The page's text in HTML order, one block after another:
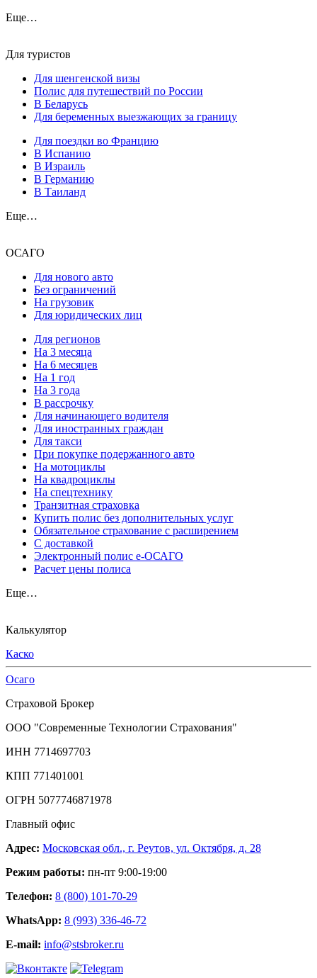
Еще…
Для туристов
Для шенгенской визы
Полис для путешествий по России
В Беларусь
Для беременных выезжающих за границу
Для поездки во Францию
В Испанию
В Израиль
В Германию
В Таиланд
Еще…
ОСАГО
Для нового авто
Без ограничений
На грузовик
Для юридических лиц
Для регионов
На 3 месяца
На 6 месяцев
На 1 год
На 3 года
В рассрочку
Для начинающего водителя
Для иностранных граждан
Для такси
При покупке подержанного авто
На мотоциклы
На квадроциклы
На спецтехнику
Транзитная страховка
Купить полис без дополнительных услуг
Обязательное страхование с расширением
С доставкой
Электронный полис е-ОСАГО
Расчет цены полиса
Еще…
Калькулятор
Каско
Осаго
Страховой Брокер
ООО "Современные Технологии Страхования"
ИНН 7714697703
КПП 771401001
ОГРН 5077746871978
Главный офис
Адрес: Московская обл., г. Реутов, ул. Октября, д. 28
Режим работы: пн-пт 9:00-19:00
Телефон: 8 (800) 101-70-29
WhatsApp: 8 (993) 336-46-72
E-mail: info@stsbroker.ru